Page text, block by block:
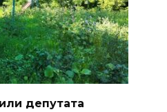
депутата